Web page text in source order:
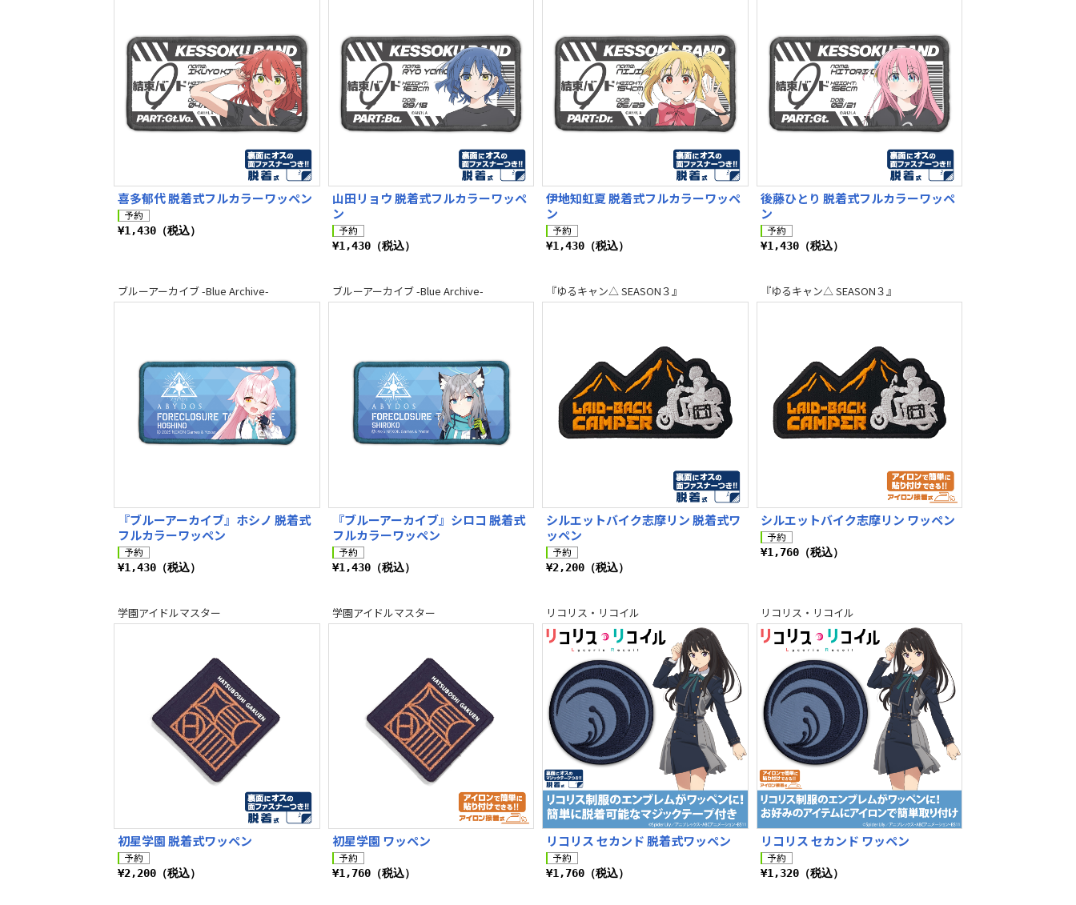
喜多郁代 脱着式フルカラーワッペン
¥1,430（税込）
山田リョウ 脱着式フルカラーワッペ
ン
¥1,430（税込）
伊地知虹夏 脱着式フルカラーワッペ
ン
¥1,430（税込）
後藤ひとり 脱着式フルカラーワッペ
ン
¥1,430（税込）
ブルーアーカイブ -Blue Archive-
『ブルーアーカイブ』ホシノ 脱着式
フルカラーワッペン
¥1,430（税込）
ブルーアーカイブ -Blue Archive-
『ブルーアーカイブ』シロコ 脱着式
フルカラーワッペン
¥1,430（税込）
『ゆるキャン△ SEASON３』
シルエットバイク志摩リン 脱着式ワ
ッペン
¥2,200（税込）
『ゆるキャン△ SEASON３』
シルエットバイク志摩リン ワッペン
¥1,760（税込）
学園アイドルマスター
初星学園 脱着式ワッペン
¥2,200（税込）
学園アイドルマスター
初星学園 ワッペン
¥1,760（税込）
リコリス・リコイル
リコリス セカンド 脱着式ワッペン
¥1,760（税込）
リコリス・リコイル
リコリス セカンド ワッペン
¥1,320（税込）